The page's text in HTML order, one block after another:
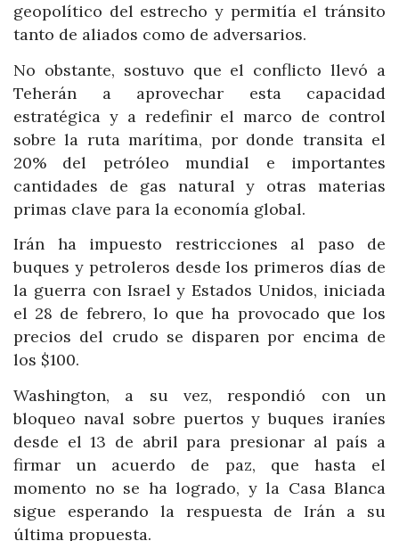
geopolítico del estrecho y permitía el tránsito
tanto de aliados como de adversarios.
No obstante, sostuvo que el conflicto llevó a
Teherán a aprovechar esta capacidad
estratégica y a redefinir el marco de control
sobre la ruta marítima, por donde transita el
20% del petróleo mundial e importantes
cantidades de gas natural y otras materias
primas clave para la economía global.
Irán ha impuesto restricciones al paso de
buques y petroleros desde los primeros días de
la guerra con Israel y Estados Unidos, iniciada
el 28 de febrero, lo que ha provocado que los
precios del crudo se disparen por encima de
los $100.
Washington, a su vez, respondió con un
bloqueo naval sobre puertos y buques iraníes
desde el 13 de abril para presionar al país a
firmar un acuerdo de paz, que hasta el
momento no se ha logrado, y la Casa Blanca
sigue esperando la respuesta de Irán a su
última propuesta.